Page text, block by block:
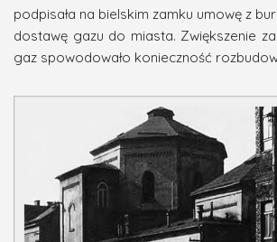
podpisała na bielskim zamku umowę z
dostawę gazu do miasta. Zwiększenie
gaz spowodowało konieczność